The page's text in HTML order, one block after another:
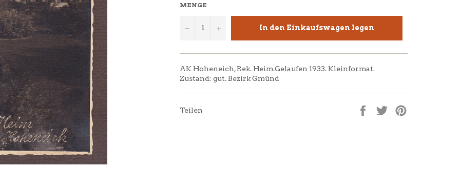
MENGE
− + In den Einkaufswagen legen
AK Hoheneich, Rek. Heim.Gelaufen 1933. Kleinformat.
Zustand: gut. Bezirk Gmünd
Teilen
Auf
Facebook
Auf
Twitter